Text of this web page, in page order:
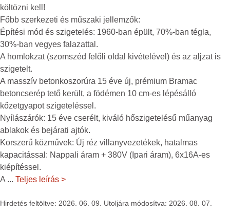
költözni kell!
Főbb szerkezeti és műszaki jellemzők:
Építési mód és szigetelés: 1960-ban épült, 70%-ban tégla,
30%-ban vegyes falazattal.
A homlokzat (szomszéd felőli oldal kivételével) és az aljzat is
szigetelt.
A masszív betonkoszorúra 15 éve új, prémium Bramac
betoncserép tető került, a födémen 10 cm-es lépésálló
kőzetgyapot szigeteléssel.
Nyílászárók: 15 éve cserélt, kiváló hőszigetelésű műanyag
ablakok és bejárati ajtók.
Korszerű közművek: Új réz villanyvezetékek, hatalmas
kapacitással: Nappali áram + 380V (Ipari áram), 6x16A-es
kiépítéssel.
A ... Teljes leírás >
Hirdetés feltöltve: 2026. 06. 09. Utoljára módosítva: 2026. 08. 07.